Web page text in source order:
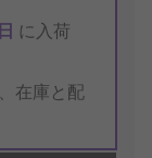
に入荷
在庫と配